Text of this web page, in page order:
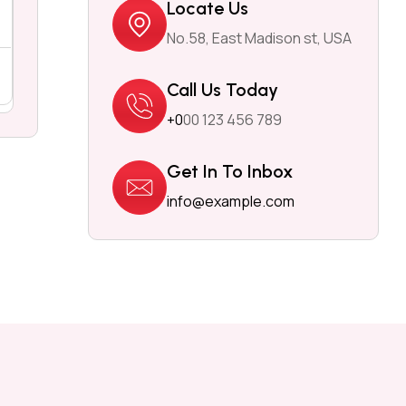
Locate Us
No.58, East Madison st, USA
Call Us Today
+000 123 456 789
Get In To Inbox
info@example.com